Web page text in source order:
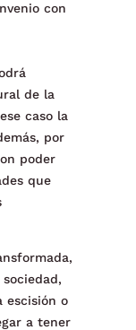
con
de la
caso la
por
poder
que
escisión o
a tener